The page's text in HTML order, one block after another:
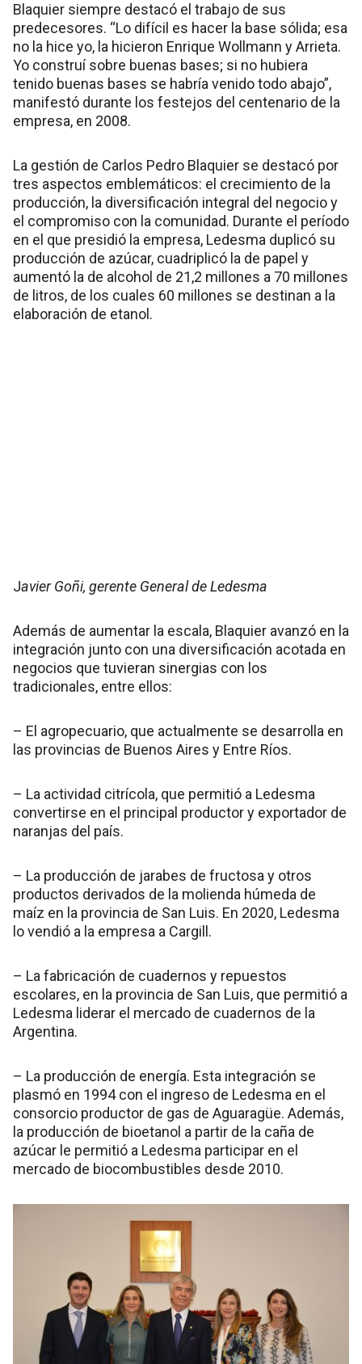
Blaquier siempre destacó el trabajo de sus
predecesores. “Lo difícil es hacer la base sólida; esa
no la hice yo, la hicieron Enrique Wollmann y Arrieta.
Yo construí sobre buenas bases; si no hubiera
tenido buenas bases se habría venido todo abajo”,
manifestó durante los festejos del centenario de la
empresa, en 2008.
La gestión de Carlos Pedro Blaquier se destacó por
tres aspectos emblemáticos: el crecimiento de la
producción, la diversificación integral del negocio y
el compromiso con la comunidad. Durante el período
en el que presidió la empresa, Ledesma duplicó su
producción de azúcar, cuadriplicó la de papel y
aumentó la de alcohol de 21,2 millones a 70 millones
de litros, de los cuales 60 millones se destinan a la
elaboración de etanol.
Javier Goñi, gerente General de Ledesma
Además de aumentar la escala, Blaquier avanzó en la
integración junto con una diversificación acotada en
negocios que tuvieran sinergias con los
tradicionales, entre ellos:
– El agropecuario, que actualmente se desarrolla en
las provincias de Buenos Aires y Entre Ríos.
– La actividad citrícola, que permitió a Ledesma
convertirse en el principal productor y exportador de
naranjas del país.
– La producción de jarabes de fructosa y otros
productos derivados de la molienda húmeda de
maíz en la provincia de San Luis. En 2020, Ledesma
lo vendió a la empresa a Cargill.
– La fabricación de cuadernos y repuestos
escolares, en la provincia de San Luis, que permitió a
Ledesma liderar el mercado de cuadernos de la
Argentina.
– La producción de energía. Esta integración se
plasmó en 1994 con el ingreso de Ledesma en el
consorcio productor de gas de Aguaragüe. Además,
la producción de bioetanol a partir de la caña de
azúcar le permitió a Ledesma participar en el
mercado de biocombustibles desde 2010.